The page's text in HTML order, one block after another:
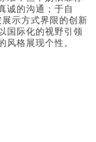
诚的沟通；于自
示方式界限的创新
国际化的视野引领
风格展现个性。